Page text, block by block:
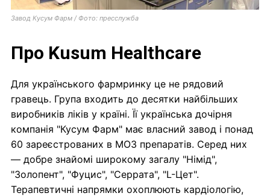
Завод Кусум Фарм / Фото: пресслужба
Про Kusum Healthcare
Для українського фармринку це не рядовий
гравець. Група входить до десятки найбільших
виробників ліків у країні. Її українська дочірня
компанія "Кусум Фарм" має власний завод і понад
60 зареєстрованих в МОЗ препаратів. Серед них
— добре знайомі широкому загалу "Німід",
"Золопент", "Фуцис", "Серрата", "L-Цет".
Терапевтичні напрямки охоплюють кардіологію,